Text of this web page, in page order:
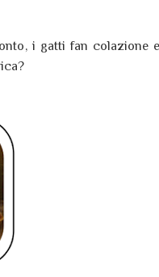
i gatti fan colazione e